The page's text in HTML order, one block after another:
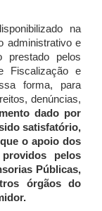
na
administrativo e
prestado pelos
Fiscalização e
forma, para
denúncias,
dado por
satisfatório,
o apoio dos
pelos
Públicas,
órgãos do